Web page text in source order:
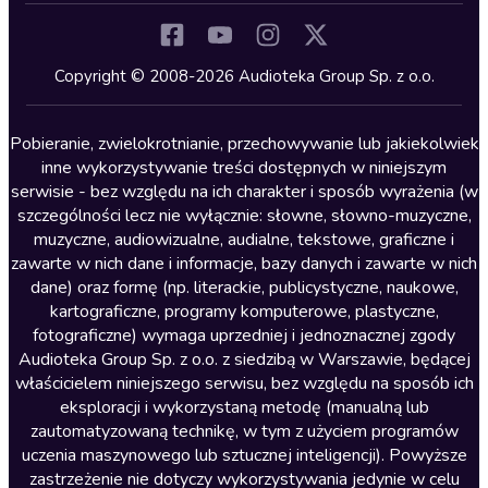
Kryminały
Lektury szkolne
Literatura anglojęzyczna
Literatura faktu
Literatura obyczajowa
Literatura piękna obca
Literatura piękna polska
Nagrania relaksacyjne
Nauka języków
Nauki humanistyczne
Podcasty i audycje
Polityka
Copyright © 2008-2026 Audioteka Group Sp. z o.o.
Pobieranie, zwielokrotnianie, przechowywanie lub jakiekolwiek
inne wykorzystywanie treści dostępnych w niniejszym
serwisie - bez względu na ich charakter i sposób wyrażenia (w
szczególności lecz nie wyłącznie: słowne, słowno-muzyczne,
muzyczne, audiowizualne, audialne, tekstowe, graficzne i
zawarte w nich dane i informacje, bazy danych i zawarte w nich
dane) oraz formę (np. literackie, publicystyczne, naukowe,
kartograficzne, programy komputerowe, plastyczne,
fotograficzne) wymaga uprzedniej i jednoznacznej zgody
Audioteka Group Sp. z o.o. z siedzibą w Warszawie, będącej
właścicielem niniejszego serwisu, bez względu na sposób ich
eksploracji i wykorzystaną metodę (manualną lub
zautomatyzowaną technikę, w tym z użyciem programów
uczenia maszynowego lub sztucznej inteligencji). Powyższe
zastrzeżenie nie dotyczy wykorzystywania jedynie w celu